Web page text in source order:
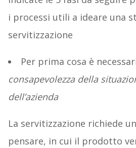
i processi utili a ideare una
servitizzazione
Per prima cosa è
consapevolezza della
dell’azienda
La servitizzazione richiede
pensare, in cui il prodotto